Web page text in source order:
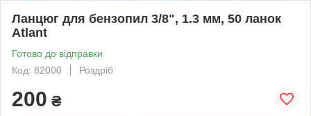
Ланцюг для бензопил 3/8", 1.3 мм, 50 ланок
Atlant
Готово до відправки
Код: 82000
Роздріб
200 ₴